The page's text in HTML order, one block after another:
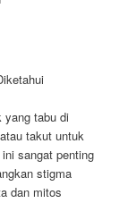
yang tabu di
takut untuk
sangat penting
stigma
dan mitos